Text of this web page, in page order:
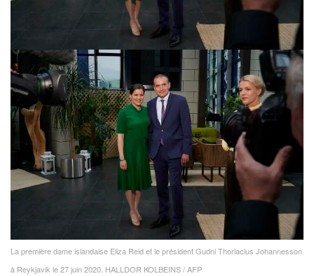
La première dame islandaise Eliza Reid et le président Gudni Thorlacius Johannesson
à Reykjavik le 27 juin 2020. HALLDOR KOLBEINS / AFP